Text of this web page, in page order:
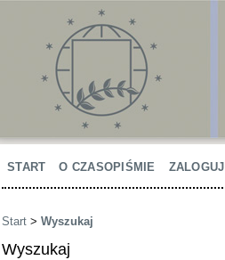
START O CZASOPIŚMIE ZALOGUJ
Start > Wyszukaj
Wyszukaj